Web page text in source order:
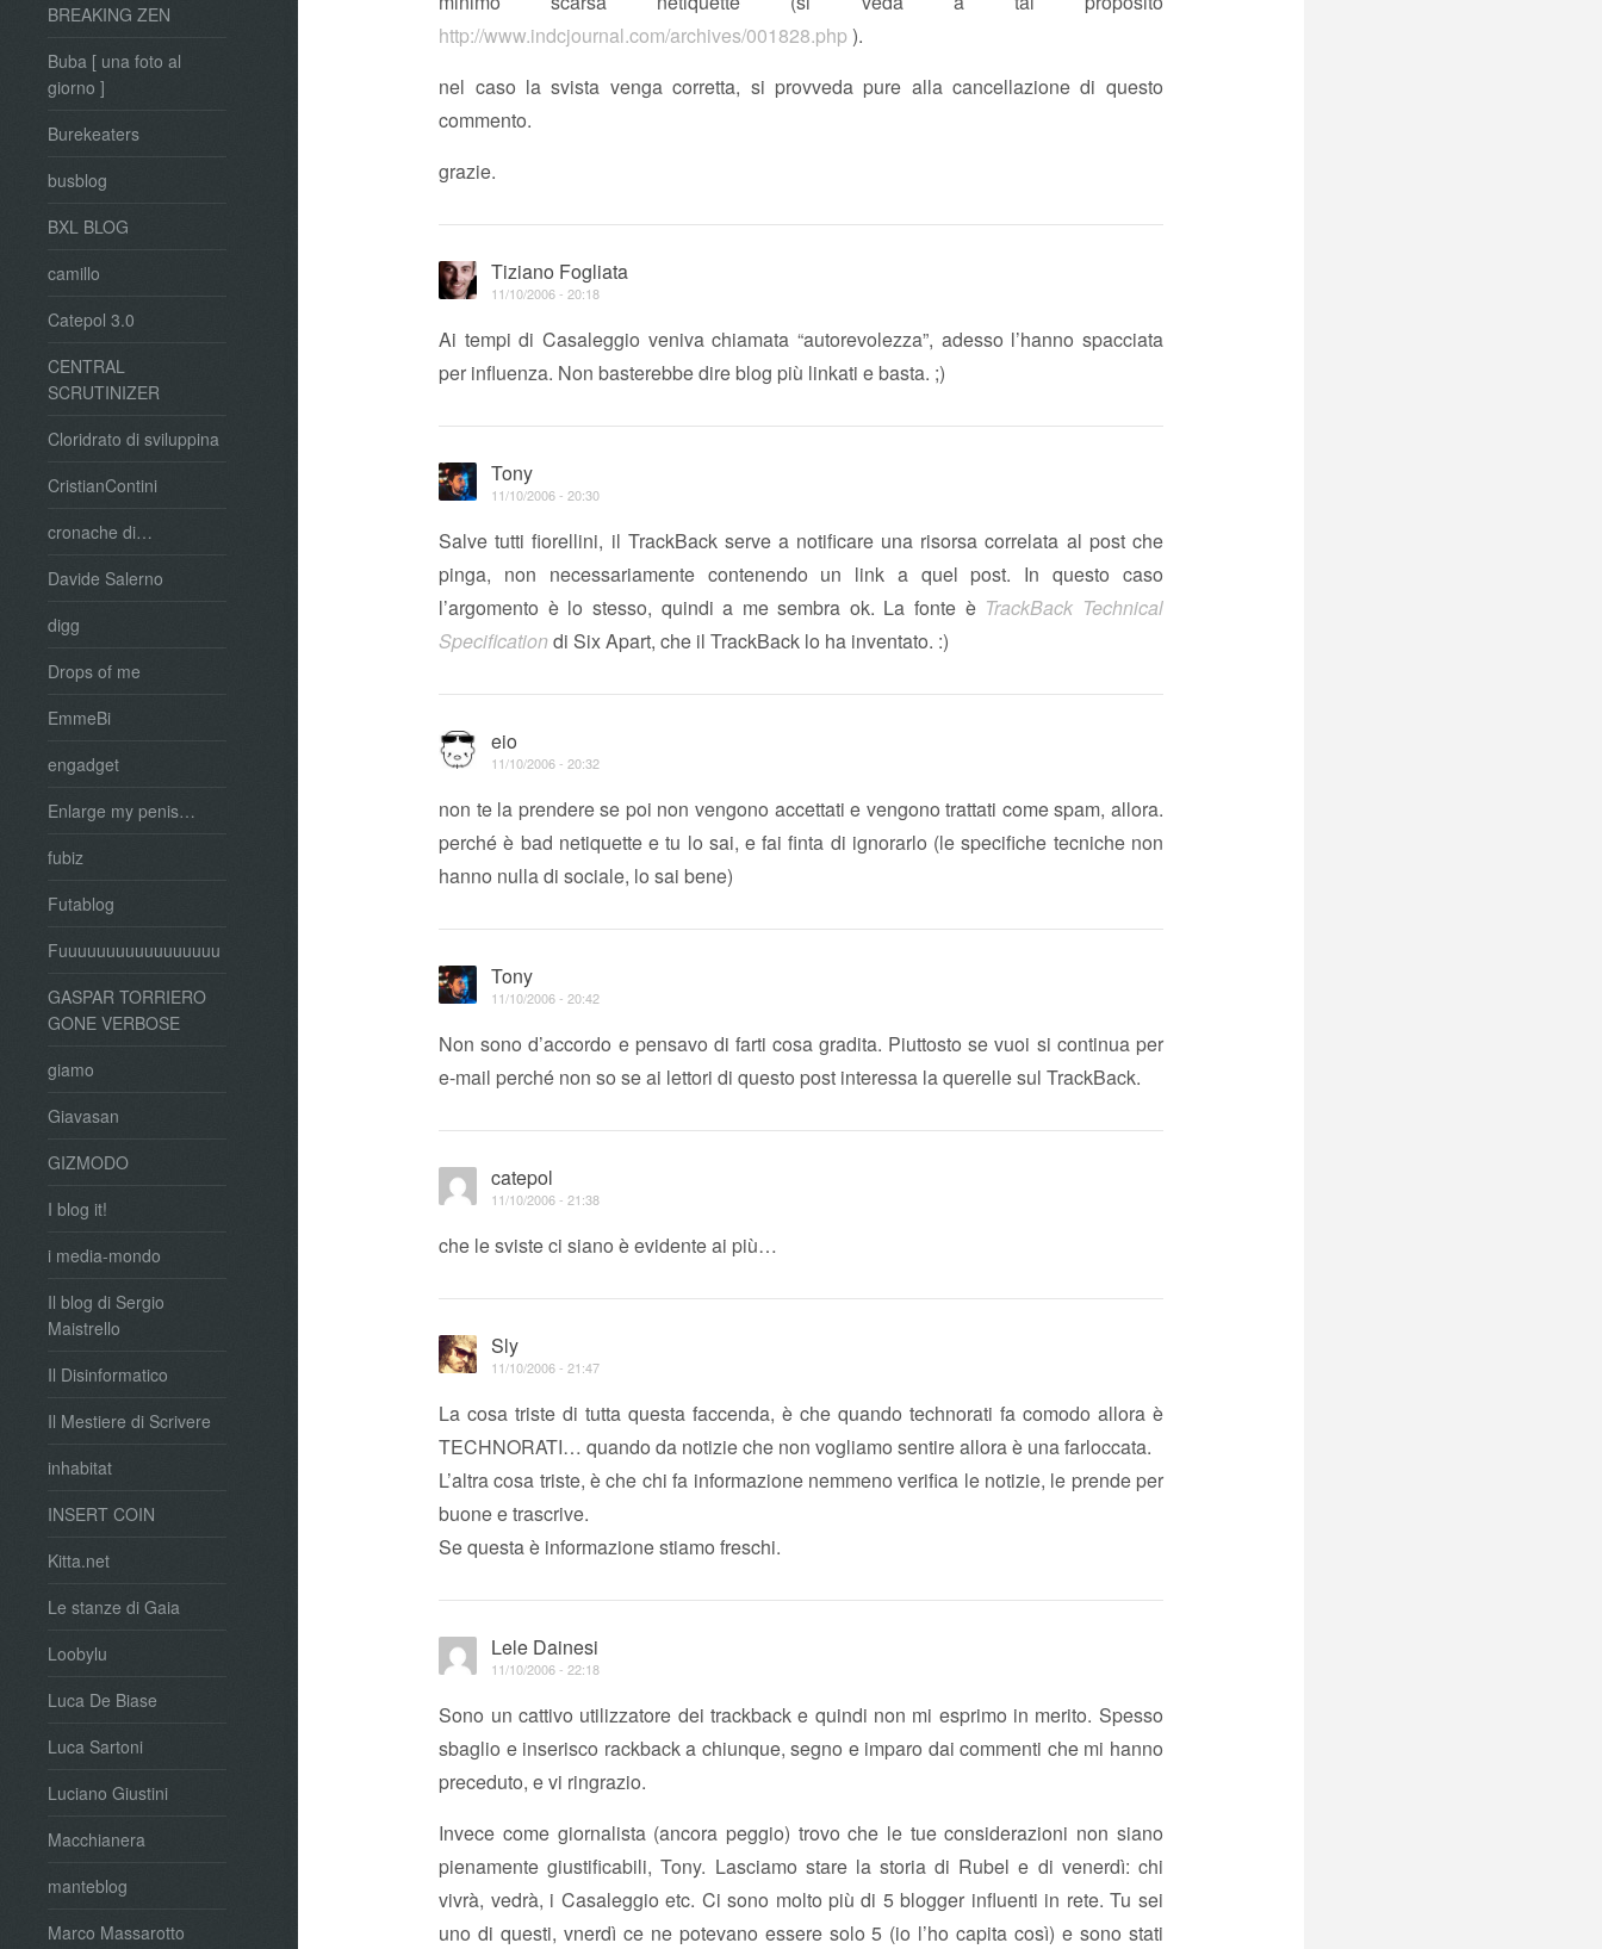
BREAKING ZEN
Buba [ una foto al
giorno ]
Burekeaters
busblog
BXL BLOG
camillo
Catepol 3.0
CENTRAL
SCRUTINIZER
Cloridrato di sviluppina
CristianContini
cronache di…
Davide Salerno
digg
Drops of me
EmmeBi
engadget
Enlarge my penis…
fubiz
Futablog
Fuuuuuuuuuuuuuuuuu
GASPAR TORRIERO
GONE VERBOSE
giamo
Giavasan
GIZMODO
I blog it!
i media-mondo
Il blog di Sergio
Maistrello
Il Disinformatico
Il Mestiere di Scrivere
inhabitat
INSERT COIN
Kitta.net
Le stanze di Gaia
Loobylu
Luca De Biase
Luca Sartoni
Luciano Giustini
Macchianera
manteblog
Marco Massarotto
http://www.indcjournal.com/archives/001828.php).
nel caso la svista venga corretta, si provveda pure alla cancellazione di questo
commento.
grazie.
Tiziano Fogliata
11/10/2006 - 20:18
Ai tempi di Casaleggio veniva chiamata “autorevolezza”, adesso l’hanno spacciata
per influenza. Non basterebbe dire blog più linkati e basta. ;)
Tony
11/10/2006 - 20:30
Salve tutti fiorellini, il TrackBack serve a notificare una risorsa correlata al post che
pinga, non necessariamente contenendo un link a quel post. In questo caso
l’argomento è lo stesso, quindi a me sembra ok. La fonte è TrackBack Technical
Specificationdi Six Apart, che il TrackBack lo ha inventato. :)
eio
11/10/2006 - 20:32
non te la prendere se poi non vengono accettati e vengono trattati come spam, allora.
perché è bad netiquette e tu lo sai, e fai finta di ignorarlo (le specifiche tecniche non
hanno nulla di sociale, lo sai bene)
Tony
11/10/2006 - 20:42
Non sono d’accordo e pensavo di farti cosa gradita. Piuttosto se vuoi si continua per
e-mail perché non so se ai lettori di questo post interessa la querelle sul TrackBack.
catepol
11/10/2006 - 21:38
che le sviste ci siano è evidente ai più…
Sly
11/10/2006 - 21:47
La cosa triste di tutta questa faccenda, è che quando technorati fa comodo allora è
TECHNORATI… quando da notizie che non vogliamo sentire allora è una farloccata.
L’altra cosa triste, è che chi fa informazione nemmeno verifica le notizie, le prende per
buone e trascrive.
Se questa è informazione stiamo freschi.
Lele Dainesi
11/10/2006 - 22:18
Sono un cattivo utilizzatore dei trackback e quindi non mi esprimo in merito. Spesso
sbaglio e inserisco rackback a chiunque, segno e imparo dai commenti che mi hanno
preceduto, e vi ringrazio.
Invece come giornalista (ancora peggio) trovo che le tue considerazioni non siano
pienamente giustificabili, Tony. Lasciamo stare la storia di Rubel e di venerdì: chi
vivrà, vedrà, i Casaleggio etc. Ci sono molto più di 5 blogger influenti in rete. Tu sei
uno di questi, vnerdì ce ne potevano essere solo 5 (io l’ho capita così) e sono stati